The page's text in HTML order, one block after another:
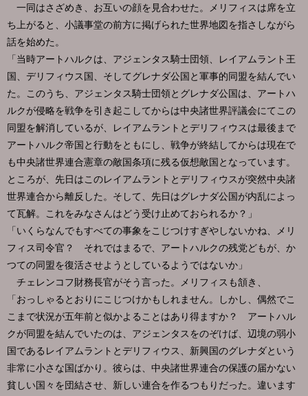
一同はさざめき、お互いの顔を見合わせた。メリフィスは席を立
ち上がると、小議事堂の前方に掲げられた世界地図を指さしながら
話を始めた。
「当時アートハルクは、アジェンタス騎士団領、レイアムラント王
国、デリフィウス国、そしてグレナダ公国と軍事的同盟を結んでい
た。このうち、アジェンタス騎士団領とグレナダ公国は、アートハ
ルクが侵略を戦争を引き起こしてからは中央諸世界評議会にてこの
同盟を解消しているが、レイアムラントとデリフィウスは最後まで
アートハルク帝国と行動をともにし、戦争が終結してからは現在で
も中央諸世界連合憲章の敵国条項に残る仮想敵国となっています。
ところが、先日はこのレイアムラントとデリフィウスが突然中央諸
世界連合から離反した。そして、先日はグレナダ公国が内乱によっ
て瓦解。これをみなさんはどう受け止めておられるか？」
「いくらなんでもすべての事象をこじつけすぎやしないかね、メリ
フィス司令官？ それではまるで、アートハルクの残党どもが、か
つての同盟を復活させようとしているようではないか」
チェレンコフ財務長官がそう言った。メリフィスも頷き、
「おっしゃるとおりにこじつけかもしれません。しかし、偶然でこ
こまで状況が五年前と似かよることはあり得ますか？ アートハル
クが同盟を結んでいたのは、アジェンタスをのぞけば、辺境の弱小
国であるレイアムラントとデリフィウス、新興国のグレナダという
非常に小さな国ばかり。彼らは、中央諸世界連合の保護の届かない
貧しい国々を団結させ、新しい連合を作るつもりだった。違います